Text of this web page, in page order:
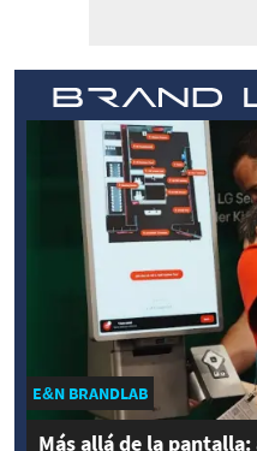
E&N BRANDLAB
Más allá de la